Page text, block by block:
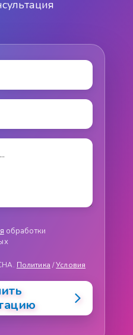
обработки
Политика /Условия